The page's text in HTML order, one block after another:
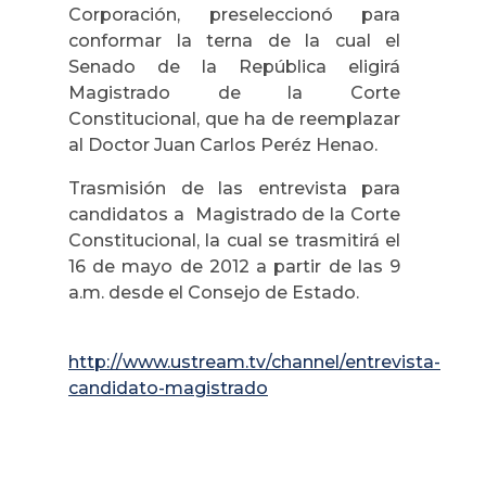
Corporación, preseleccionó para
conformar la terna de la cual el
Senado de la República eligirá
Magistrado de la Corte
Constitucional, que ha de reemplazar
al Doctor Juan Carlos Peréz Henao.
Trasmisión de las entrevista para
candidatos a Magistrado de la Corte
Constitucional, la cual se trasmitirá el
16 de mayo de 2012 a partir de las 9
a.m. desde el Consejo de Estado.
http://www.ustream.tv/channel/entrevista-
candidato-magistrado